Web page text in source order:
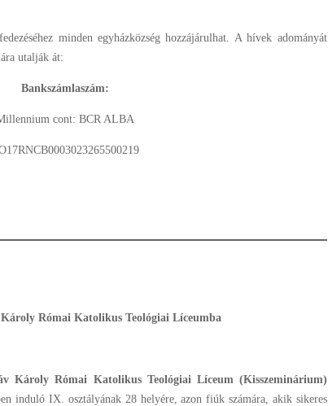
minden egyházközség hozzájárulhat. A hívek adományát
utalják át:
Bankszámlaszám:
cont: BCR ALBA
Római Katolikus Teológiai Líceumba
Károly Római Katolikus Teológiai Líceum (Kisszeminárium)
induló IX. osztályának 28 helyére, azon fiúk számára, akik sikeres